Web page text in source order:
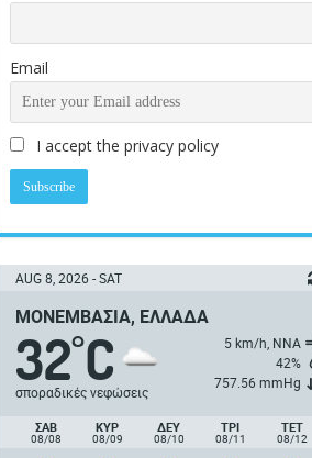
Email
I accept the privacy policy
AUG 8, 2026 - SAT
ΜΟΝΕΜΒΑΣΙΆ, ΕΛΛΆΔΑ
32°C
σποραδικές νεφώσεις
5 km/h, ΝΝΑ
42%
757.56 mmHg
ΣΑΒ
08/08
ΚΥΡ
08/09
ΔΕΥ
08/10
ΤΡΙ
08/11
ΤΕΤ
08/12